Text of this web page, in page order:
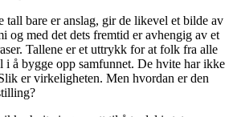
tall bare er anslag, gir de likevel et bilde av
og med det dets fremtid er avhengig av et
Tallene er et uttrykk for at folk fra alle
i å bygge opp samfunnet. De hvite har ikke
er virkeligheten. Men hvordan er den